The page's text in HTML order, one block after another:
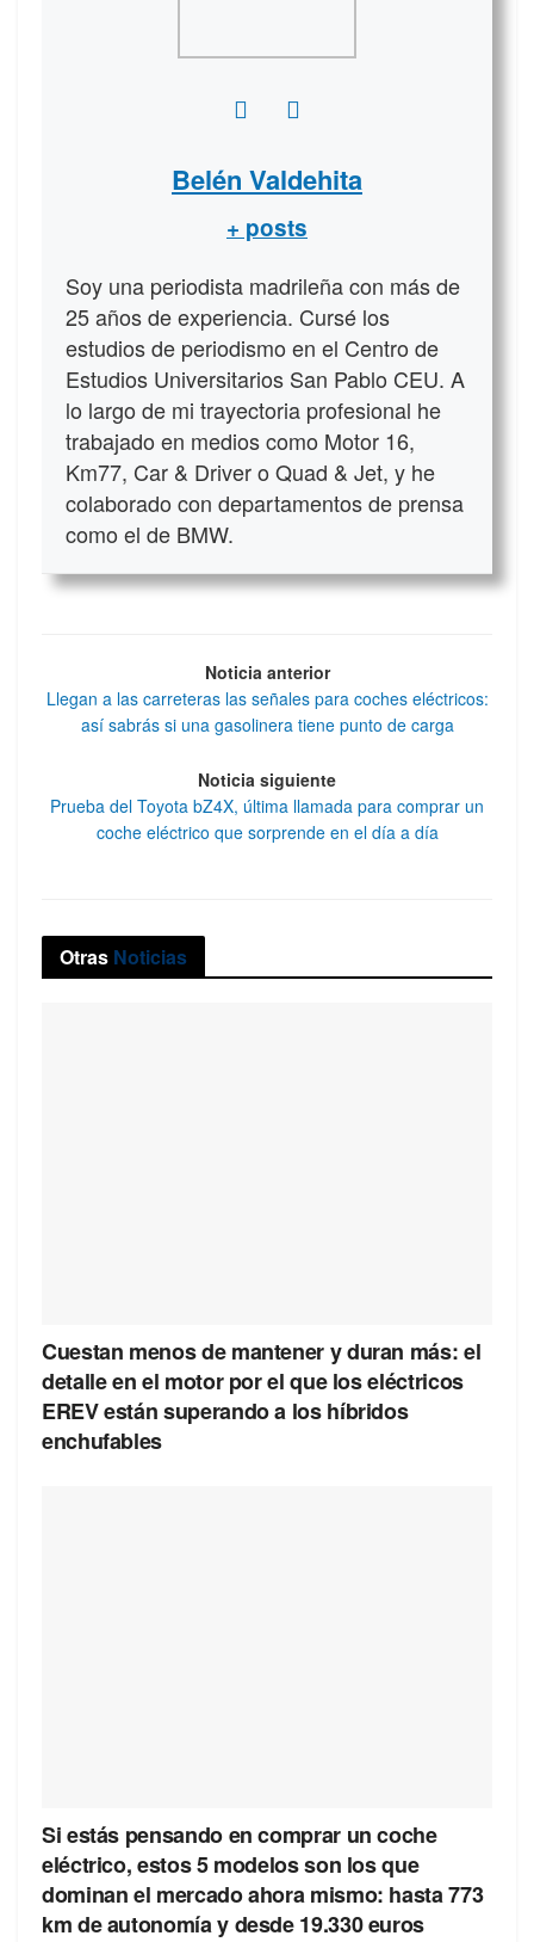
Belén Valdehita
+ posts
Soy una periodista madrileña con más de
25 años de experiencia. Cursé los
estudios de periodismo en el Centro de
Estudios Universitarios San Pablo CEU. A
lo largo de mi trayectoria profesional he
trabajado en medios como Motor 16,
Km77, Car & Driver o Quad & Jet, y he
colaborado con departamentos de prensa
como el de BMW.
Noticia anterior
Llegan a las carreteras las señales para coches eléctricos:
así sabrás si una gasolinera tiene punto de carga
Noticia siguiente
Prueba del Toyota bZ4X, última llamada para comprar un
coche eléctrico que sorprende en el día a día
Otras Noticias
Cuestan menos de mantener y duran más: el
detalle en el motor por el que los eléctricos
EREV están superando a los híbridos
enchufables
Si estás pensando en comprar un coche
eléctrico, estos 5 modelos son los que
dominan el mercado ahora mismo: hasta 773
km de autonomía y desde 19.330 euros